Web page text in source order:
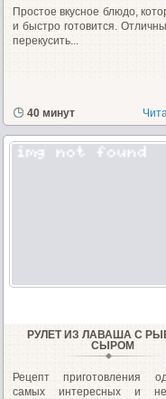
Простое вкусное блюдо,
и быстро готовится.
перекусить...
40 минут
РУЛЕТ ИЗ ЛАВАША С
СЫРОМ
Рецепт приготовления
самых интересных и